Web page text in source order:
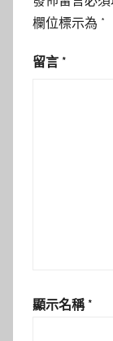
欄位標示為 *
留言 *
顯示名稱 *